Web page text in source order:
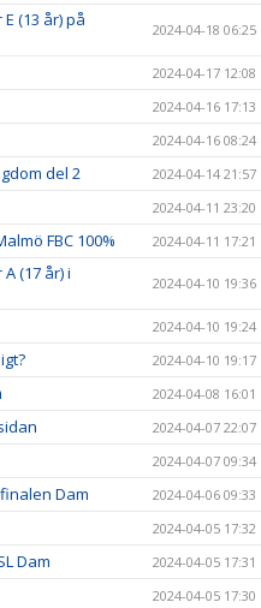
(13 år) på
2024-04-18 06:25
2024-04-17 12:08
2024-04-16 17:13
2024-04-16 08:24
del 2 2024-04-14 21:57
2024-04-11 23:20
FBC 100% 2024-04-11 17:21
(17 år) i
2024-04-10 19:36
2024-04-10 19:24
2024-04-10 19:17
2024-04-08 16:01
2024-04-07 22:07
2024-04-07 09:34
Dam 2024-04-06 09:33
2024-04-05 17:32
Dam 2024-04-05 17:31
2024-04-05 17:30